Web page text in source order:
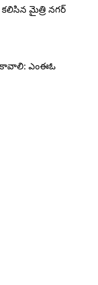
కలిసిన మైత్రి నగర్
ఎంఈఓ